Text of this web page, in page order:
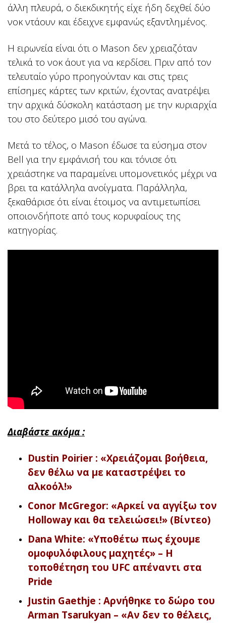
άλλη πλευρά, ο διεκδικητής είχε ήδη δεχθεί δύο
νοκ ντάουν και έδειχνε εμφανώς εξαντλημένος.
Η ειρωνεία είναι ότι ο Mason δεν χρειαζόταν
τελικά το νοκ άουτ για να κερδίσει. Πριν από τον
τελευταίο γύρο προηγούνταν και στις τρεις
επίσημες κάρτες των κριτών, έχοντας ανατρέψει
την αρχικά δύσκολη κατάσταση με την κυριαρχία
του στο δεύτερο μισό του αγώνα.
Μετά το τέλος, ο Mason έδωσε τα εύσημα στον
Bell για την εμφάνισή του και τόνισε ότι
χρειάστηκε να παραμείνει υπομονετικός μέχρι να
βρει τα κατάλληλα ανοίγματα. Παράλληλα,
ξεκαθάρισε ότι είναι έτοιμος να αντιμετωπίσει
οποιονδήποτε από τους κορυφαίους της
κατηγορίας.
Διαβάστε ακόμα :
Dustin Poirier : «Χρειάζομαι βοήθεια,
δεν θέλω να με καταστρέψει το
αλκοόλ!»
Conor McGregor: «Αρκεί να αγγίξω τον
Holloway και θα τελειώσει!» (Βίντεο)
Dana White: «Υποθέτω πως έχουμε
ομοφυλόφιλους μαχητές» – Η
τοποθέτηση του UFC απέναντι στα
Pride
Justin Gaethje : Αρνήθηκε το δώρο του
Arman Tsarukyan – «Αν δεν το θέλεις,